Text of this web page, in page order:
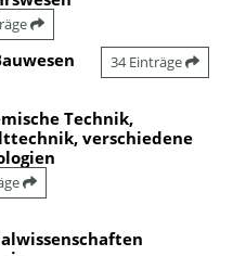
34 Einträge
Technik,
verschiedene